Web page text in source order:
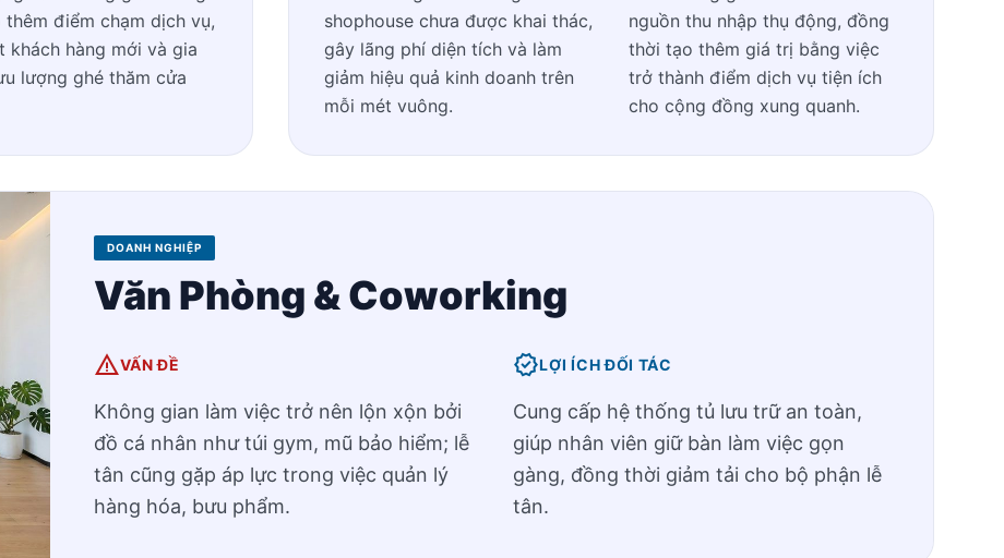
thêm điểm chạm dịch vụ,
khách hàng mới và gia
lượng ghé thăm cửa
shophouse chưa được khai thác,
gây lãng phí diện tích và làm
giảm hiệu quả kinh doanh trên
mỗi mét vuông.
nguồn thu nhập thụ động, đồng
thời tạo thêm giá trị bằng việc
trở thành điểm dịch vụ tiện ích
cho cộng đồng xung quanh.
DOANH NGHIỆP
Văn Phòng & Coworking
warningVẤN ĐỀ
Không gian làm việc trở nên lộn xộn bởi
đồ cá nhân như túi gym, mũ bảo hiểm; lễ
tân cũng gặp áp lực trong việc quản lý
hàng hóa, bưu phẩm.
verifiedLỢI ÍCH ĐỐI TÁC
Cung cấp hệ thống tủ lưu trữ an toàn,
giúp nhân viên giữ bàn làm việc gọn
gàng, đồng thời giảm tải cho bộ phận lễ
tân.